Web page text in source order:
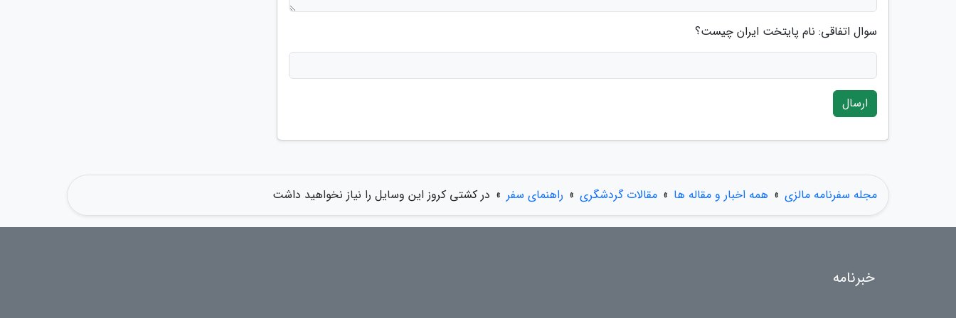
سوال اتفاقی: نام پایتخت ایران چیست؟
ارسال
مجله سفرنامه مالزی » همه اخبار و مقاله ها » مقالات گردشگری » راهنمای سفر » در کشتی کروز این وسایل را نیاز نخواهید داشت
خبرنامه